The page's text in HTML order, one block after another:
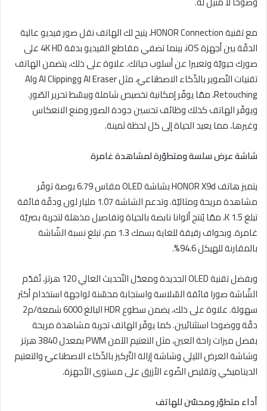
مع تقنية HONOR Connection، يتيح لك الهاتف نقل صور فيديو عالية
الدقّة بين أجهزة iOS، بينما تضفي مقاطع الفيديو بدقة 4K HD على
صورك حيويّة وتعبيرا عن أسلوب حياتك. علاوة على ذلك، يتضمن الهاتف
تقنيات التّصوير بالذّكاء الاصطناعيّ، مثل AI Eraser وAI Clipping وAI
Retouching، ممّا يوفّر إمكانية تخصيص شاملة ويبسّط تحرير الصّور.
ويوفّر الهاتف كذلك وظائف تحسين جودة الصور ومنع الانعكاس
وغيرها، مما يعيد الحياة إلى كل لحظة ثمينة.
شاشة عرض سلسة ومتطوّرة لمشاهدة غامرة
يتميز هاتف HONOR X9d بشاشة OLED مقاس 6.79 بوصة توفّر
مشاهدة مريحة ومثاليّة. وتدعم الشاشة 1.07 مليار لون ودقّة فائقة
تبلغ K 1.5، ممّا يُنتج ألوانا نابضة بالحياة وتفاصيل مذهلة لتجربة بصريّة
غامرة. وبحواف رقيقة للغاية بسمك 1.3 مم، تبلغ نسبة الشّاشة
بالمقارنة للهيكل 94.6%.
وبفضل تقنية OLED الجديدة ومعدّل التّحديث العالي 120 هرتز، تُقدّم
الشّاشة صورا فائقة السّلاسة واستجابة محسّنة لواجهة استخدام أكثر
سهولة. علاوة على ذلك، يضمن سطوع HDR البالغ 6000 شمعة/م2
دقّة ووضوحا استثنائيين. كما يوفّر الهاتف تجربة مشاهدة مريحة
بفضل ميزات راحة العين، مثل التعتيم الآمن PWM بمعدل 3840 هرتز
وشاشة العرض الليلي وشاشة إزالة التّركيز بالذّكاء الاصطناعيّ والتعتيم
الديناميكي وتقليص الضّوء الأزرق على مستوى الأجهزة.
أداء متطوّر ومحسّن للهاتف